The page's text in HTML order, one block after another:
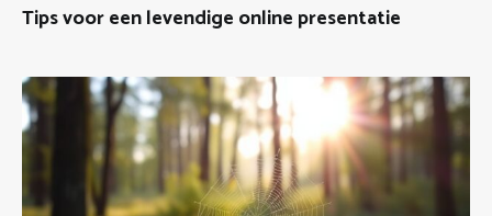
Tips voor een levendige online presentatie